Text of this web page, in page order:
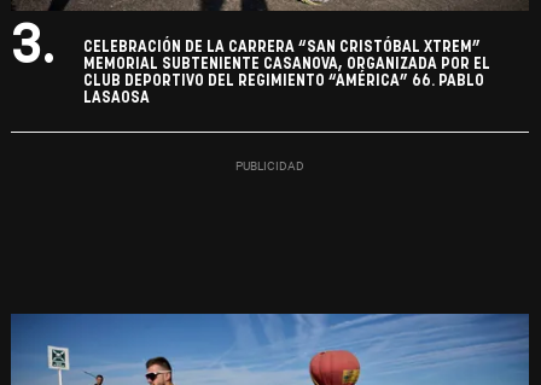
3.
CELEBRACIÓN DE LA CARRERA “SAN CRISTÓBAL XTREM”
MEMORIAL SUBTENIENTE CASANOVA, ORGANIZADA POR EL
CLUB DEPORTIVO DEL REGIMIENTO “AMÉRICA” 66. PABLO
LASAOSA